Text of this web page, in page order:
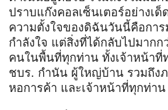
ปราบแก๊งคอลเซ็นเตอร์อย่างเด็
ความตั้งใจของดิฉันวันนี้คือการ
กำลังใจ แต่สิ่งที่ได้กลับไปมากก
คนในพื้นที่ทุกท่าน ทั้งเจ้าหน้าที่
ชบร. กำนัน ผู้ใหญ่บ้าน รวมถึง
หอการค้า และเจ้าหน้าที่ทุกท่าน